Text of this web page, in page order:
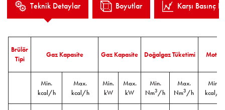
Teknik Detaylar Boyutlar Karşı Basınç
Brülör
Tipi
Gaz Kapasite Gaz Kapasite Doğalgaz Tüketimi
Min.
kcal/h
Max.
kcal/h
Min.
kW
Max.
kW
Min.
Nm3/h
Max.
Nm3/h
Min.
kcal/h